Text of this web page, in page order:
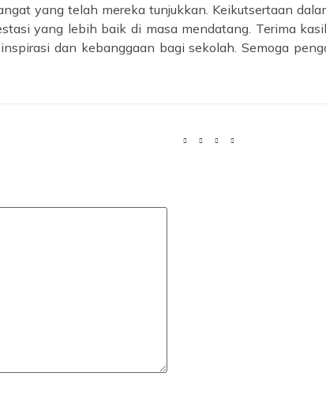
yang telah mereka tunjukkan. Keikutsertaan
yang lebih baik di masa mendatang. Terima
dan kebanggaan bagi sekolah. Semoga